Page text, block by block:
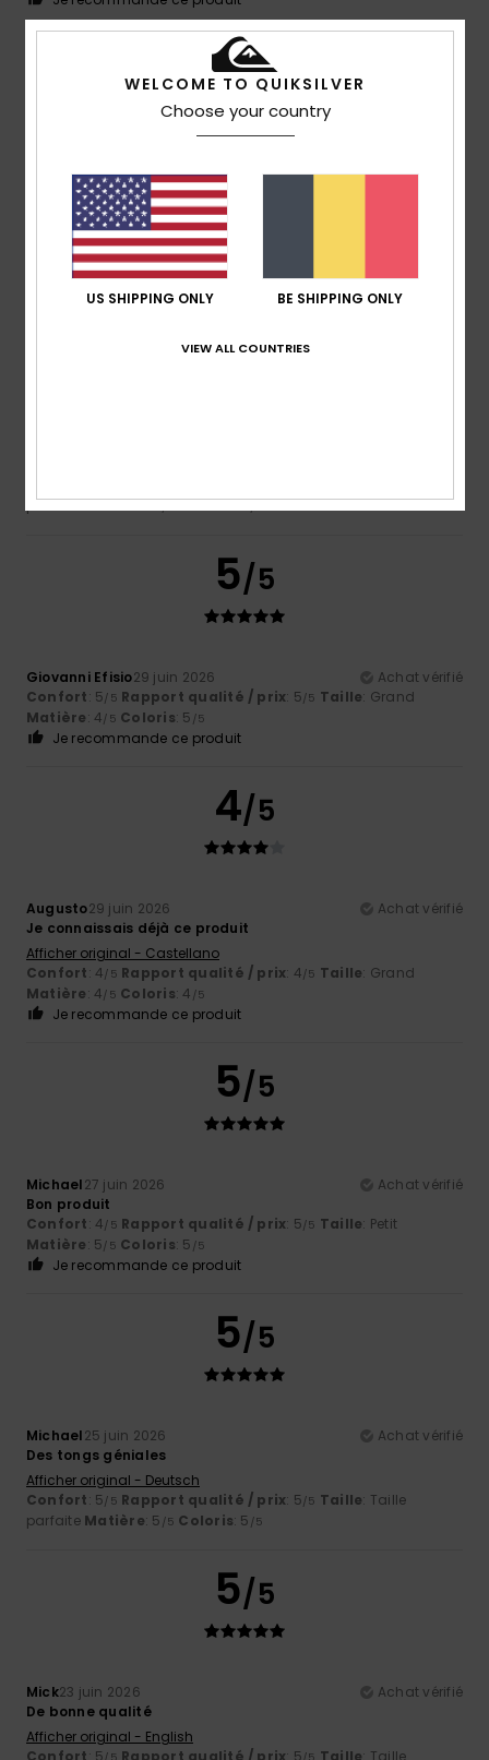
5/5
Oh, j'aime bien. Ma taille. C'est la bonne. La couleur, tout...
Afficher original - English
Confort: 5/5 Rapport qualité / prix
Matière: 5/5
Je recommande ce produit
4/5
parfaiteMatière: 4 Coloris: 4
5/5
Giovanni Efisio29 juin 2026
Achat vérifié
Confort: 5/5 Rapport qualité / prix: 5/5 Taille: Grand
Matière: 4/5 Coloris: 5 /5
Je recommande ce produit
4/5
Augusto29 juin 2026
Achat vérifié
Je connaissais déjà ce produit
Afficher original - Castellano
Confort: 4/5 Rapport qualité / prix: 4/5 Taille: Grand
Matière: 4/5 Coloris: 4 /5
Je recommande ce produit
5/5
Michael27 juin 2026
Achat vérifié
Bon produit
Confort: 4/5 Rapport qualité / prix: 5/5 Taille: Petit
Matière: 5/5 Coloris: 5 /5
Je recommande ce produit
5/5
Michael25 juin 2026
Achat vérifié
Des tongs géniales
Afficher original - Deutsch
Confort: 5/5 Rapport qualité / prix: 5/5 Taille: Taille
parfaite Matière: 5 /5 Coloris: 5 /5
5/5
Mick23 juin 2026
Achat vérifié
De bonne qualité
Afficher original - English
Confort: 5/5 Rapport qualité / prix: 5/5 Taille: Taille
WELCOME TO QUIKSILVER
Choose your country
US SHIPPING ONLY BE SHIPPING ONLY
VIEW ALL COUNTRIES